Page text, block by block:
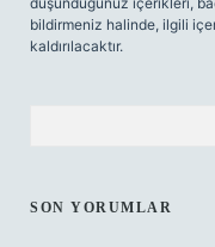
bildirmeniz halinde, ilgili
kaldırılacaktır.
SON YORUMLAR